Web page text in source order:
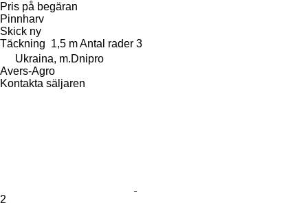
Pris på begäran
Pinnharv
Skick ny
Täckning 1,5 mAntal rader 3
Ukraina, m.Dnipro
Avers-Agro
Kontakta säljaren
2